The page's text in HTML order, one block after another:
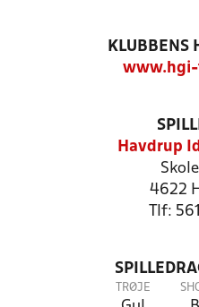
KLUBBENS
Havdrup
4622
Tlf:
TRØJE